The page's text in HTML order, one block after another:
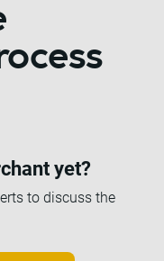
yet?
to discuss the